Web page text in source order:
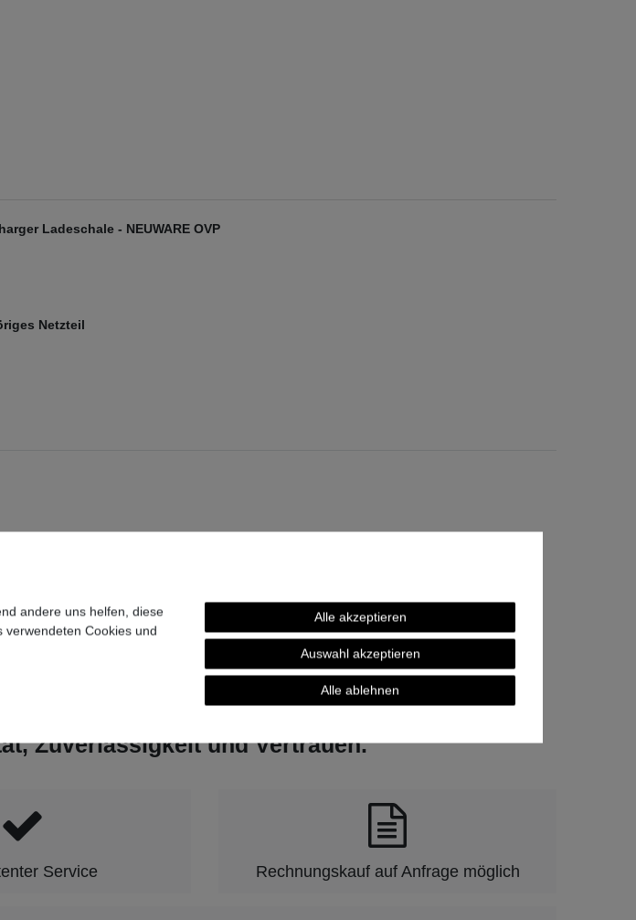
Ladeschale - NEUWARE OVP
Netzteil
Zuverlässigkeit und Vertrauen.
Service Rechnungskauf auf Anfrage möglich
andere uns helfen, diese
Cookies und
Alle akzeptieren
Auswahl akzeptieren
Alle ablehnen